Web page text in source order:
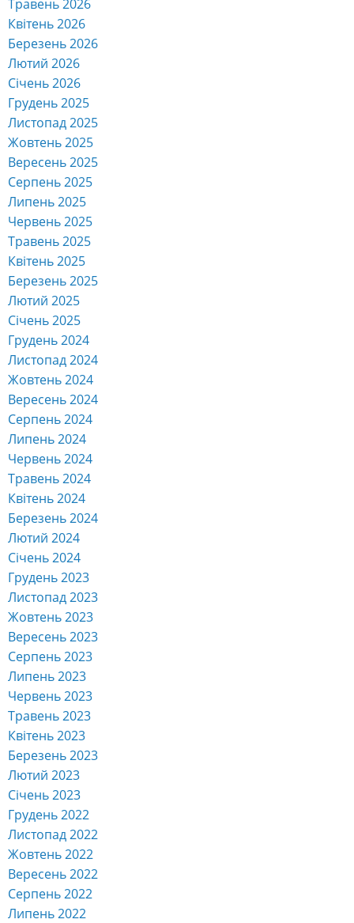
Травень 2026
Квітень 2026
Березень 2026
Лютий 2026
Січень 2026
Грудень 2025
Листопад 2025
Жовтень 2025
Вересень 2025
Серпень 2025
Липень 2025
Червень 2025
Травень 2025
Квітень 2025
Березень 2025
Лютий 2025
Січень 2025
Грудень 2024
Листопад 2024
Жовтень 2024
Вересень 2024
Серпень 2024
Липень 2024
Червень 2024
Травень 2024
Квітень 2024
Березень 2024
Лютий 2024
Січень 2024
Грудень 2023
Листопад 2023
Жовтень 2023
Вересень 2023
Серпень 2023
Липень 2023
Червень 2023
Травень 2023
Квітень 2023
Березень 2023
Лютий 2023
Січень 2023
Грудень 2022
Листопад 2022
Жовтень 2022
Вересень 2022
Серпень 2022
Липень 2022